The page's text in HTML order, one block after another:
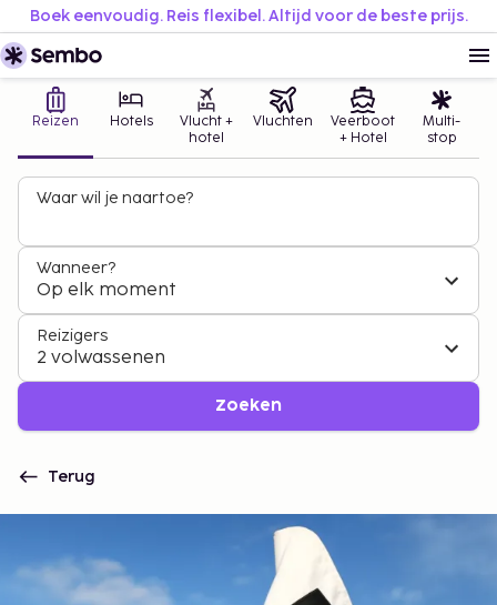
Boek eenvoudig. Reis flexibel. Altijd voor de beste prijs.
Reizen Hotels
Vlucht +
hotel
Vluchten
Veerboot
+ Hotel
Multi-
stop
Waar wil je naartoe?
Wanneer?
Op elk moment
Reizigers
2 volwassenen
Zoeken
Terug